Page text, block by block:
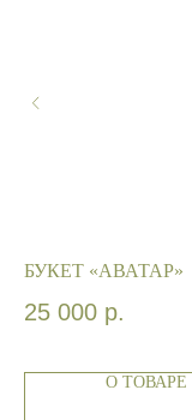
БУКЕТ «АВАТАР»
25 000 р.
О ТОВАРЕ